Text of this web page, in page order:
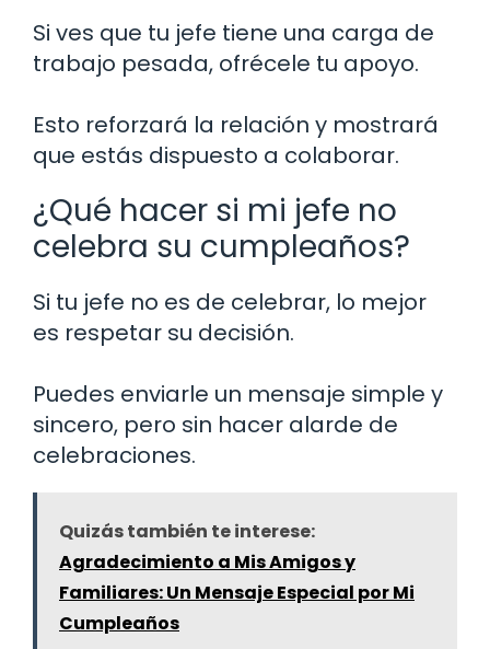
Si ves que tu jefe tiene una carga de
trabajo pesada, ofrécele tu apoyo.
Esto reforzará la relación y mostrará
que estás dispuesto a colaborar.
¿Qué hacer si mi jefe no
celebra su cumpleaños?
Si tu jefe no es de celebrar, lo mejor
es respetar su decisión.
Puedes enviarle un mensaje simple y
sincero, pero sin hacer alarde de
celebraciones.
Quizás también te interese:
Agradecimiento a Mis Amigos y
Familiares: Un Mensaje Especial por Mi
Cumpleaños